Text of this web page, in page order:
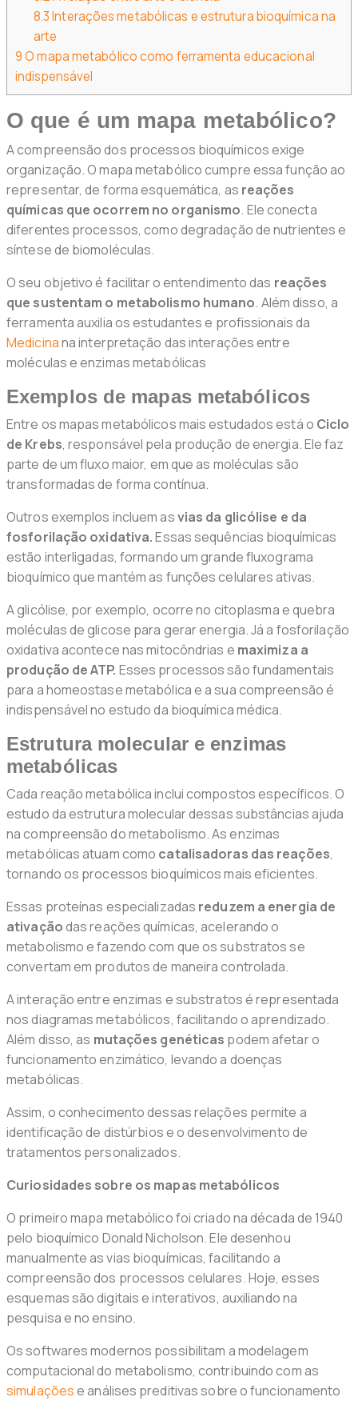
8.3Interações metabólicas e estrutura bioquímica na
arte
9O mapa metabólico como ferramenta educacional
indispensável
O que é um mapa metabólico?
A compreensão dos processos bioquímicos exige
organização. O mapa metabólico cumpre essa função ao
representar, de forma esquemática, as reações
químicas que ocorrem no organismo. Ele conecta
diferentes processos, como degradação de nutrientes e
síntese de biomoléculas.
O seu objetivo é facilitar o entendimento das reações
que sustentam o metabolismo humano. Além disso, a
ferramenta auxilia os estudantes e profissionais da
Medicinana interpretação das interações entre
moléculas e enzimas metabólicas
Exemplos de mapas metabólicos
Entre os mapas metabólicos mais estudados está o Ciclo
de Krebs, responsável pela produção de energia. Ele faz
parte de um fluxo maior, em que as moléculas são
transformadas de forma contínua.
Outros exemplos incluem asvias da glicólise e da
fosforilação oxidativa.Essas sequências bioquímicas
estão interligadas, formando um grande fluxograma
bioquímico que mantém as funções celulares ativas.
A glicólise, por exemplo, ocorre no citoplasma e quebra
moléculas de glicose para gerar energia. Já a fosforilação
oxidativa acontece nas mitocôndrias e maximiza a
produção de ATP. Esses processos são fundamentais
para a homeostase metabólica e a sua compreensão é
indispensável no estudo da bioquímica médica.
Estrutura molecular e enzimas
metabólicas
Cada reação metabólica inclui compostos específicos. O
estudo da estrutura molecular dessas substâncias ajuda
na compreensão do metabolismo. As enzimas
metabólicas atuam como catalisadoras das reações,
tornando os processos bioquímicos mais eficientes.
Essas proteínas especializadas reduzem a energia de
ativaçãodas reações químicas, acelerando o
metabolismo e fazendo com que os substratos se
convertam em produtos de maneira controlada.
A interação entre enzimas e substratos é representada
nos diagramas metabólicos, facilitando o aprendizado.
Além disso, as mutações genéticas podem afetar o
funcionamento enzimático, levando a doenças
metabólicas.
Assim, o conhecimento dessas relações permite a
identificação de distúrbios e o desenvolvimento de
tratamentos personalizados.
Curiosidades sobre os mapas metabólicos
O primeiro mapa metabólico foi criado na década de 1940
pelo bioquímico Donald Nicholson. Ele desenhou
manualmente as vias bioquímicas, facilitando a
compreensão dos processos celulares. Hoje, esses
esquemas são digitais e interativos, auxiliando na
pesquisa e no ensino.
Os softwares modernos possibilitam a modelagem
computacional do metabolismo, contribuindo com as
simulaçõese análises preditivas sobre o funcionamento